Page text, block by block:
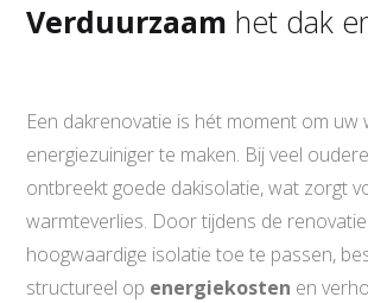
Verduurzaam het dak
Een dakrenovatie is hét moment om uw
energiezuiniger te maken. Bij veel
ontbreekt goede dakisolatie, wat zorgt
warmteverlies. Door tijdens de
hoogwaardige isolatie toe te passen,
structureel op energiekosten en